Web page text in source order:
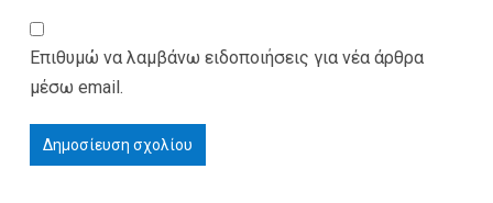
Επιθυμώ να λαμβάνω ειδοποιήσεις για νέα άρθρα
μέσω email.